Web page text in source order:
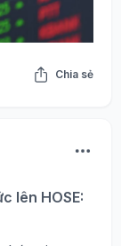
Chia sẻ
lên HOSE: